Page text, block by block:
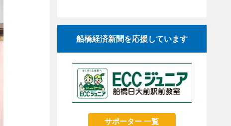
船橋経済新聞を応援しています
サポーター 一覧